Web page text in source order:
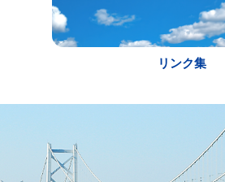
リンク集